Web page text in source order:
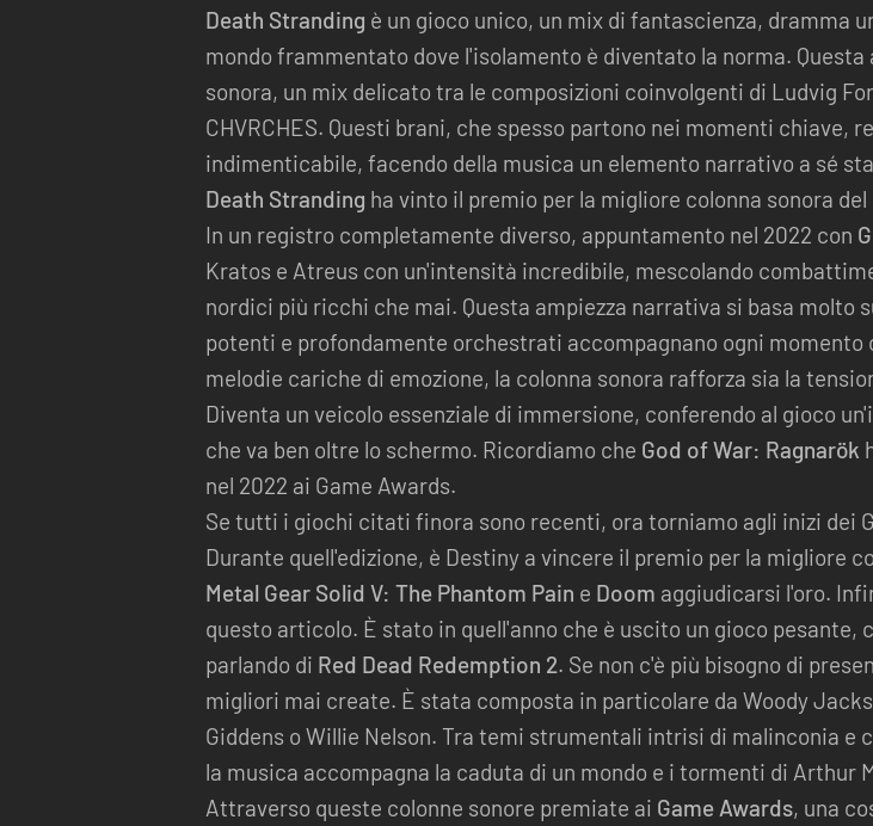
Death Stranding è un gioco unico, un mix di fantascienza, dramma
mondo frammentato dove l'isolamento è diventato la norma.
sonora, un mix delicato tra le composizioni coinvolgenti di Ludvig
CHVRCHES. Questi brani, che spesso partono nei momenti chiave,
indimenticabile, facendo della musica un elemento narrativo a sé
Death Stranding ha vinto il premio per la migliore colonna sonora del
In un registro completamente diverso, appuntamento nel 2022 con
Kratos e Atreus con un'intensità incredibile, mescolando
nordici più ricchi che mai. Questa ampiezza narrativa si basa molto
potenti e profondamente orchestrati accompagnano ogni
melodie cariche di emozione, la colonna sonora rafforza sia la
Diventa un veicolo essenziale di immersione, conferendo al gioco
che va ben oltre lo schermo. Ricordiamo che God of War: Ragnarök
nel 2022 ai Game Awards.
Se tutti i giochi citati finora sono recenti, ora torniamo agli inizi dei
Durante quell'edizione, è Destiny a vincere il premio per la migliore
Metal Gear Solid V: The Phantom Pain e Doom aggiudicarsi l'oro.
questo articolo. È stato in quell'anno che è uscito un gioco pesante,
parlando di Red Dead Redemption 2. Se non c'è più bisogno di
migliori mai create. È stata composta in particolare da Woody
Giddens o Willie Nelson. Tra temi strumentali intrisi di malinconia
la musica accompagna la caduta di un mondo e i tormenti di Arthur
Attraverso queste colonne sonore premiate ai Game Awards, una